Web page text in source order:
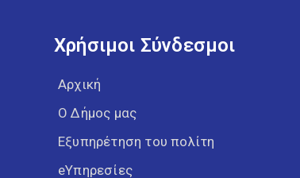
Χρήσιμοι Σύνδεσμοι
Αρχική
Ο Δήμος μας
Εξυπηρέτηση του πολίτη
eΥπηρεσίες